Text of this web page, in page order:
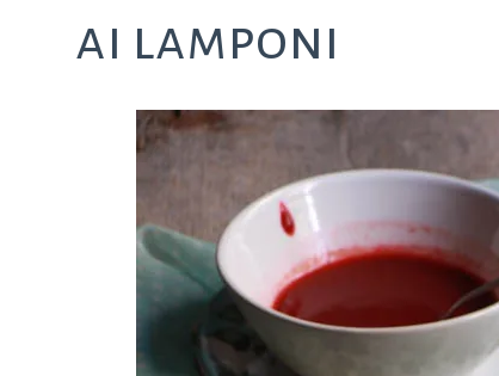
ai lamponi